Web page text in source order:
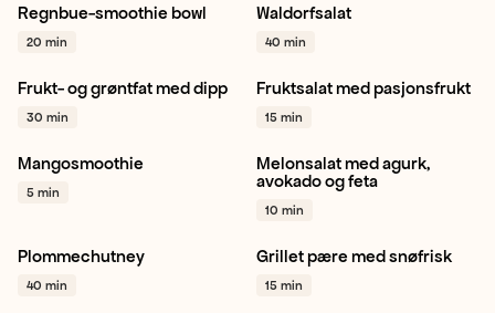
Rødbete
Bringebær
Smoothie bowl
Regnbue-smoothie bowl
20 min
Eple
Ananas
Stangselleri
Waldorfsalat
40 min
Mango Vannmelon
Kiwi
+ 1
Frukt- og grøntfat med dipp
30 min
Kiwi Drue Ananas + 1
Fruktsalat med pasjonsfrukt
15 min
Mango Banan
Mangosmoothie
5 min
Honningmelon
Melonsalat med agurk,
avokado og feta
10 min
Høst Kjapt Plomme
Plommechutney
40 min
Pære
Hasselnøtter
Timian
Grillet pære med snøfrisk
15 min